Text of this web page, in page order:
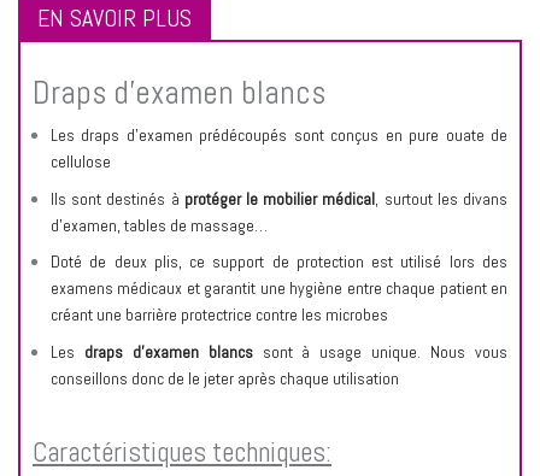
EN SAVOIR PLUS
Draps d’examen blancs
Les draps d’examen prédécoupés sont conçus en pure ouate de
cellulose
Ils sont destinés à protéger le mobilier médical, surtout les divans
d’examen, tables de massage…
Doté de deux plis, ce support de protection est utilisé lors des
examens médicaux et garantit une hygiène entre chaque patient en
créant une barrière protectrice contre les microbes
Les draps d’examen blancssont à usage unique. Nous vous
conseillons donc de le jeter après chaque utilisation
Caractéristiques techniques: